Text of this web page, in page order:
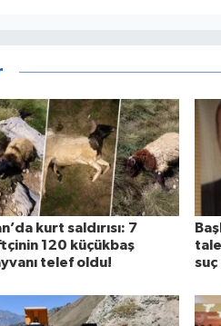
kurt saldırısı: 7
120 küçükbaş
telef oldu!